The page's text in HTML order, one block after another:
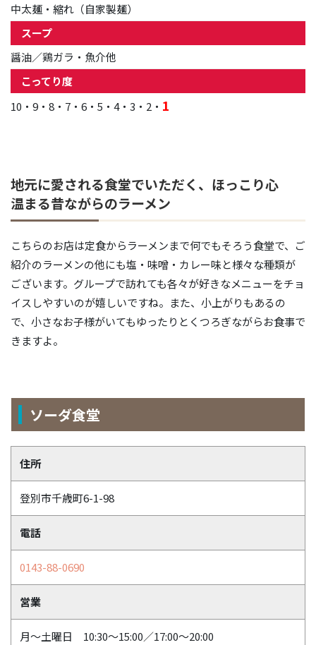
中太麺・縮れ（自家製麺）
スープ
醤油／鶏ガラ・魚介他
こってり度
10・9・8・7・6・5・4・3・2・ 1
地元に愛される食堂でいただく、ほっこり心
温まる昔ながらのラーメン
こちらのお店は定食からラーメンまで何でもそろう食堂で、ご
紹介のラーメンの他にも塩・味噌・カレー味と様々な種類が
ございます。グループで訪れても各々が好きなメニューをチョ
イスしやすいのが嬉しいですね。また、小上がりもあるの
で、小さなお子様がいてもゆったりとくつろぎながらお食事で
きますよ。
ソーダ食堂
住所
登別市千歳町6-1-98
電話
0143-88-0690
営業
月～土曜日 10:30～15:00／17:00～20:00